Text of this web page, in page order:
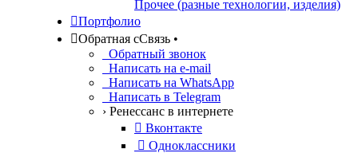
Прочее (разные технологии, изделия)
Портфолио
Обратная сСвязь •
Обратный звонок
Написать на e-mail
Написать на WhatsApp
Написать в Telegram
› Ренессанс в интернете
 Вконтакте
 Одноклассники